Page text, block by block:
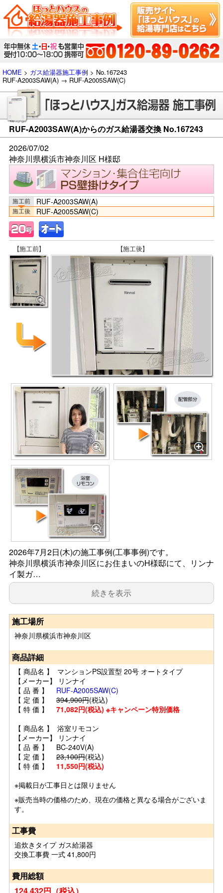
HOME > ガス給湯器施工事例 > No.167243
RUF-A2003SAW(A) → RUF-A2005SAW(C)
RUF-A2003SAW(A)からのガス給湯器交換 No.167243
2026/07/02
神奈川県横浜市神奈川区 H様邸
RUF-A2003SAW(A)
RUF-A2005SAW(C)
2026年7月2日(木)の施工事例(工事事例)です。
神奈川県横浜市神奈川区にお住まいのH様邸にて、リンナ
イ製ガ…
続きを表示
施工場所
神奈川県横浜市神奈川区
商品詳細
【 商品名 】 マンションPS設置型 20号 オートタイプ
【メーカー】 リンナイ
【 品 番 】 RUF-A2005SAW(C)
【 定 価 】 394,900円(税込)
【 特 価 】 71,082円(税込) ※キャンペーン特別価格
【 商品名 】 浴室リモコン
【メーカー】 リンナイ
【 品 番 】 BC-240V(A)
【 定 価 】 23,100円(税込)
【 特 価 】 11,550円(税込)
※掲載日が工事日とは限りません
※販売当時の価格のため、現在の価格と異なる場合がございま
す。
工事費
追炊きタイプ ガス給湯器
交換工事費 一式 41,800円
費用総額
124,432円（税込）